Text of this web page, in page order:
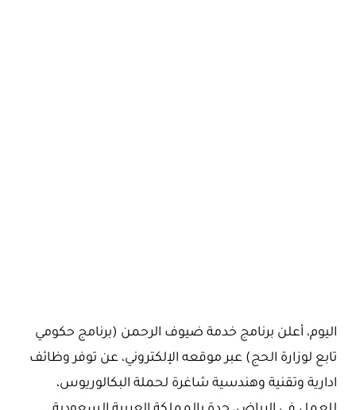
اليوم، أعلن برنامج خدمة ضيوف الرحمن (برنامج حكومي
تابع لوزارة الحج) عبر موقعه الإلكتروني، عن توفر وظائف
ادارية وتقنية وهندسية شاغرة لحملة البكالوريوس،